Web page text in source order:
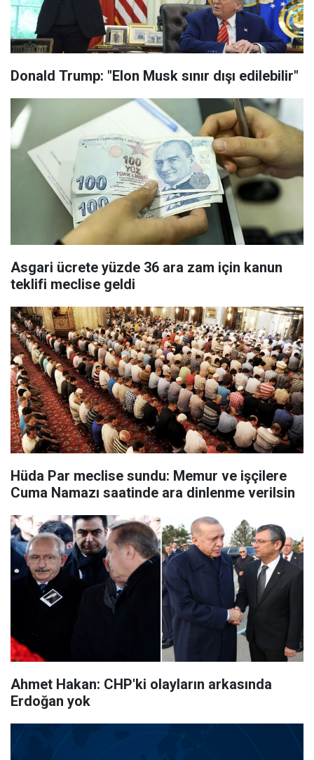
Donald Trump: "Elon Musk sınır dışı edilebilir"
Asgari ücrete yüzde 36 ara zam için kanun
teklifi meclise geldi
Hüda Par meclise sundu: Memur ve işçilere
Cuma Namazı saatinde ara dinlenme verilsin
Ahmet Hakan: CHP'ki olayların arkasında
Erdoğan yok